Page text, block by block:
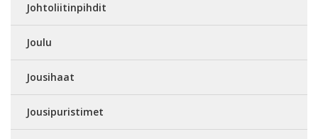
Johtoliitinpihdit
Joulu
Jousihaat
Jousipuristimet